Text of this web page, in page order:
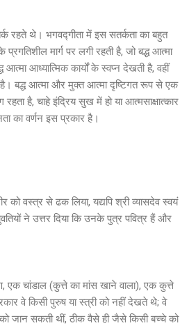
रहते थे। भगवद्गीता में इस सतर्कता का बहुत
मार्ग पर लगी रहती है, जो बद्ध आत्मा
आध्यात्मिक कार्यों के स्वप्न देखती है, वहीं
है। बद्ध आत्मा और मुक्त आत्मा दृष्टिगत रूप से एक
है, चाहे इंद्रिय सुख में हो या आत्मसाक्षात्कार
का वर्णन इस प्रकार है।
वस्त्र से ढक लिया, यद्यपि श्री व्यासदेव स्वयं
ने उत्तर दिया कि उनके पुत्र पवित्र हैं और
एक चांडाल (कुत्ते का मांस खाने वाला), एक कुत्ते
वे किसी पुरुष या स्त्री को नहीं देखते थे; वे
जान सकती थीं, ठीक वैसे ही जैसे किसी बच्चे को